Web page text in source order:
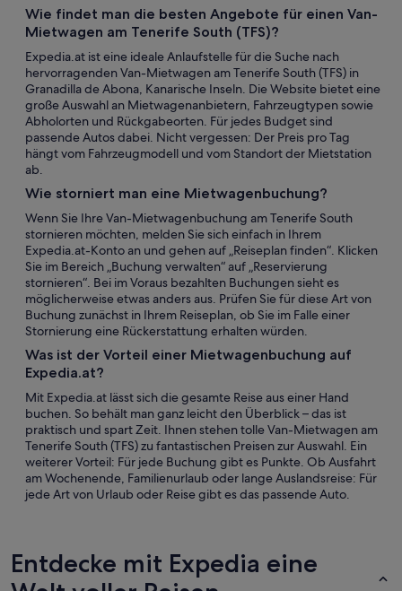
Wie findet man die besten Angebote für einen Van-
Mietwagen am Tenerife South (TFS)?
Expedia.at ist eine ideale Anlaufstelle für die Suche nach
hervorragenden Van-Mietwagen am Tenerife South (TFS) in
Granadilla de Abona, Kanarische Inseln. Die Website bietet eine
große Auswahl an Mietwagenanbietern, Fahrzeugtypen sowie
Abholorten und Rückgabeorten. Für jedes Budget sind
passende Autos dabei. Nicht vergessen: Der Preis pro Tag
hängt vom Fahrzeugmodell und vom Standort der Mietstation
ab.
Wie storniert man eine Mietwagenbuchung?
Wenn Sie Ihre Van-Mietwagenbuchung am Tenerife South
stornieren möchten, melden Sie sich einfach in Ihrem
Expedia.at-Konto an und gehen auf „Reiseplan finden“. Klicken
Sie im Bereich „Buchung verwalten“ auf „Reservierung
stornieren“. Bei im Voraus bezahlten Buchungen sieht es
möglicherweise etwas anders aus. Prüfen Sie für diese Art von
Buchung zunächst in Ihrem Reiseplan, ob Sie im Falle einer
Stornierung eine Rückerstattung erhalten würden.
Was ist der Vorteil einer Mietwagenbuchung auf
Expedia.at?
Mit Expedia.at lässt sich die gesamte Reise aus einer Hand
buchen. So behält man ganz leicht den Überblick – das ist
praktisch und spart Zeit. Ihnen stehen tolle Van-Mietwagen am
Tenerife South (TFS) zu fantastischen Preisen zur Auswahl. Ein
weiterer Vorteil: Für jede Buchung gibt es Punkte. Ob Ausfahrt
am Wochenende, Familienurlaub oder lange Auslandsreise: Für
jede Art von Urlaub oder Reise gibt es das passende Auto.
Entdecke mit Expedia eine